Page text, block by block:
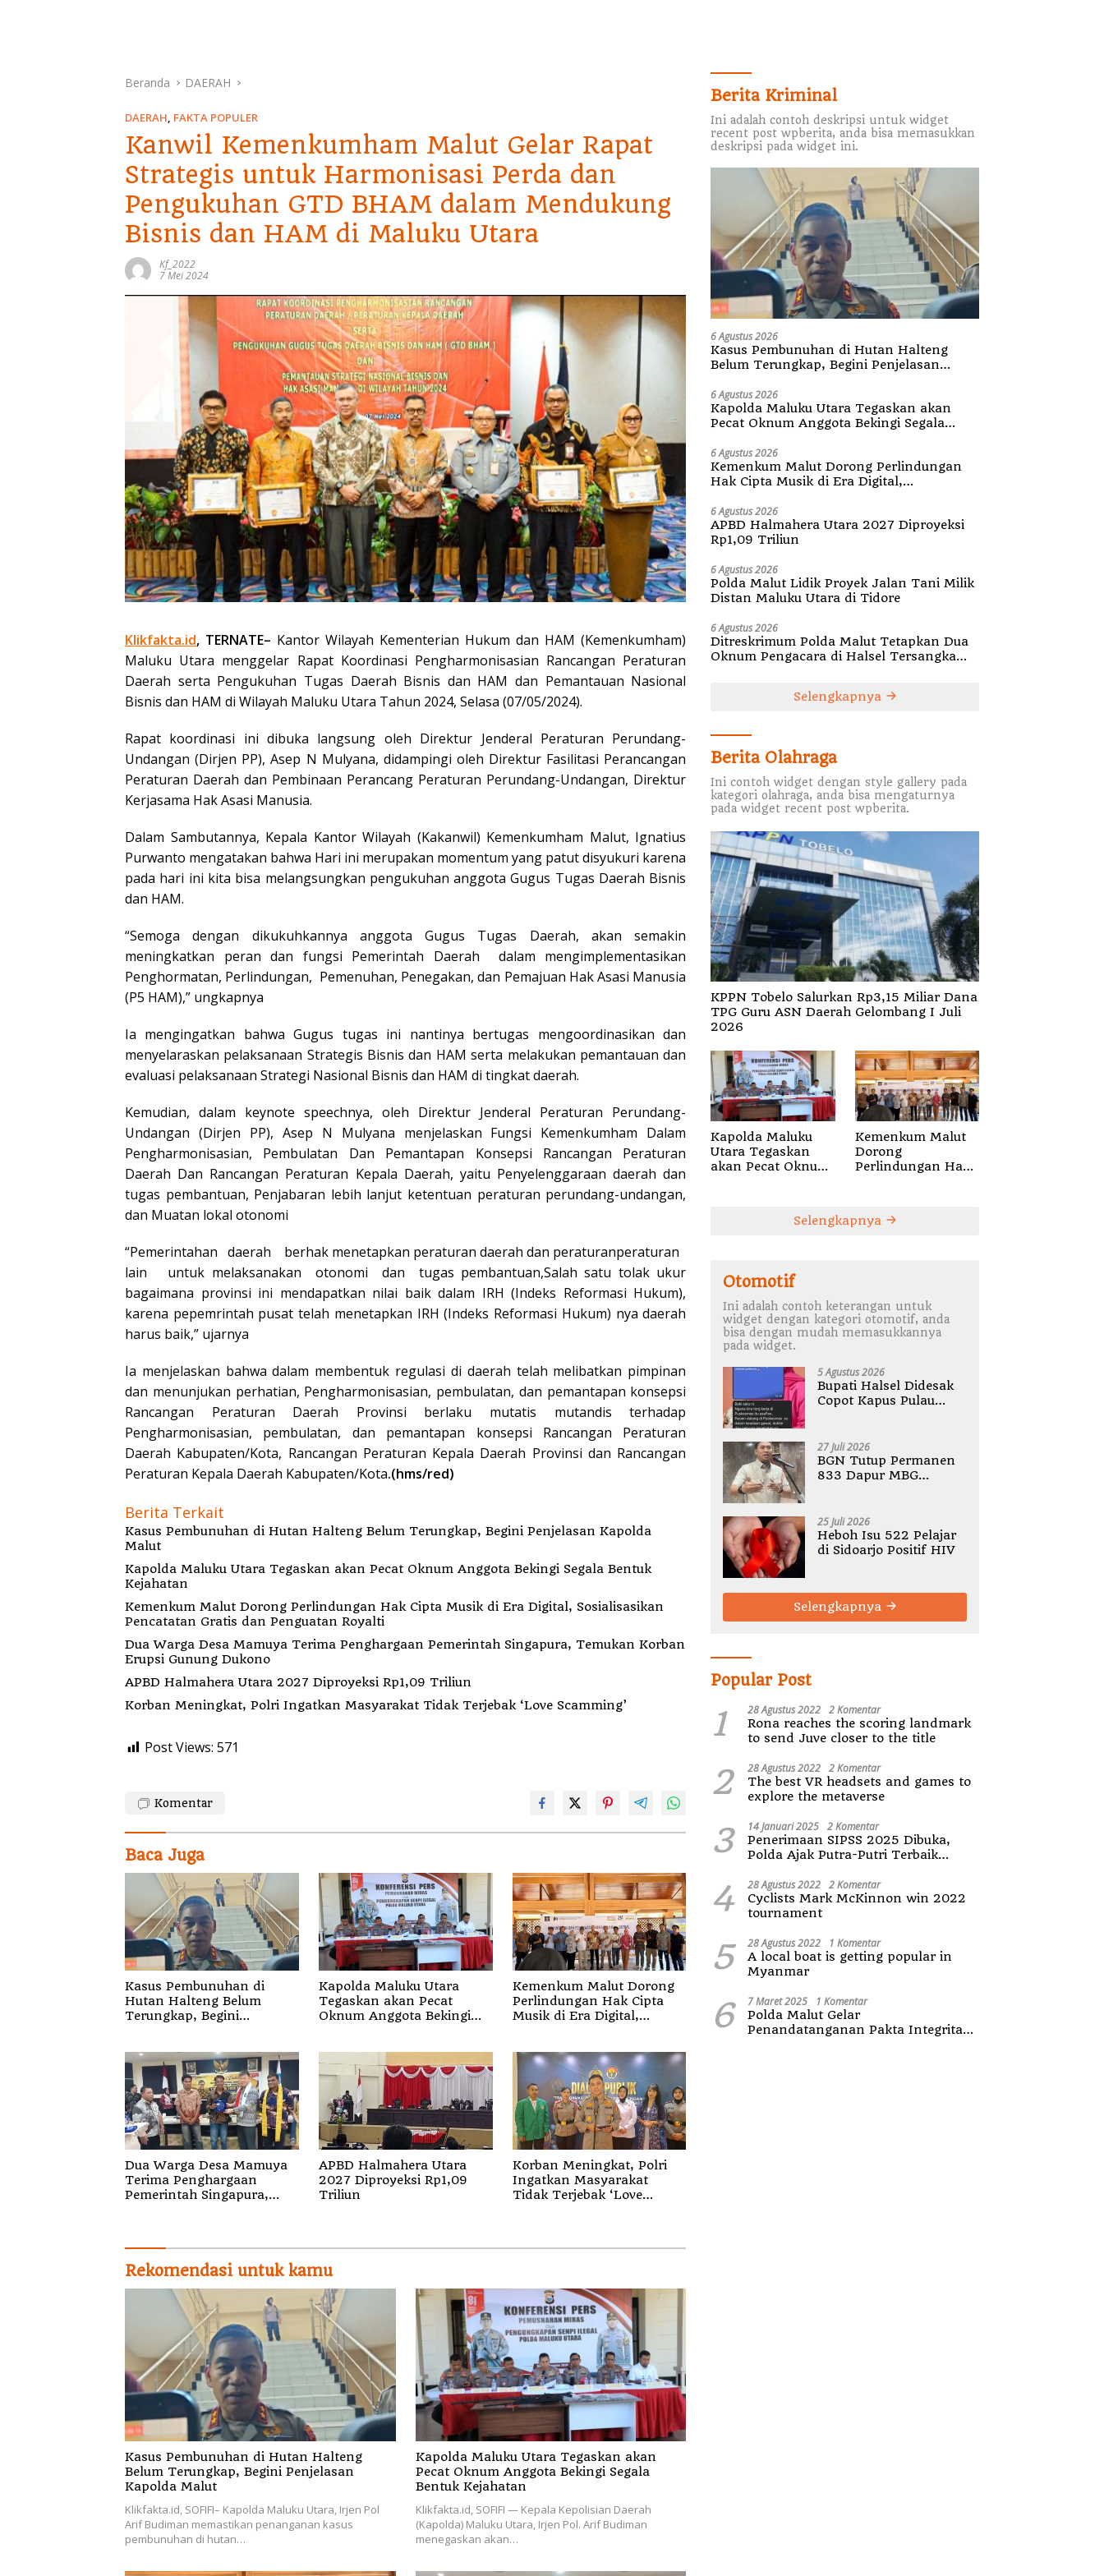
Beranda DAERAH
DAERAH, FAKTA POPULER
Kanwil Kemenkumham Malut Gelar Rapat
Strategis untuk Harmonisasi Perda dan
Pengukuhan GTD BHAM dalam Mendukung
Bisnis dan HAM di Maluku Utara
Kf_2022
7 Mei 2024
Klikfakta.id, TERNATE– Kantor Wilayah Kementerian Hukum dan HAM (Kemenkumham)
Maluku Utara menggelar Rapat Koordinasi Pengharmonisasian Rancangan Peraturan
Daerah serta Pengukuhan Tugas Daerah Bisnis dan HAM dan Pemantauan Nasional
Bisnis dan HAM di Wilayah Maluku Utara Tahun 2024, Selasa (07/05/2024).
Rapat koordinasi ini dibuka langsung oleh Direktur Jenderal Peraturan Perundang-
Undangan (Dirjen PP), Asep N Mulyana, didampingi oleh Direktur Fasilitasi Perancangan
Peraturan Daerah dan Pembinaan Perancang Peraturan Perundang-Undangan, Direktur
Kerjasama Hak Asasi Manusia.
Dalam Sambutannya, Kepala Kantor Wilayah (Kakanwil) Kemenkumham Malut, Ignatius
Purwanto mengatakan bahwa Hari ini merupakan momentum yang patut disyukuri karena
pada hari ini kita bisa melangsungkan pengukuhan anggota Gugus Tugas Daerah Bisnis
dan HAM.
“Semoga dengan dikukuhkannya anggota Gugus Tugas Daerah, akan semakin
meningkatkan peran dan fungsi Pemerintah Daerah dalam mengimplementasikan
Penghormatan, Perlindungan, Pemenuhan, Penegakan, dan Pemajuan Hak Asasi Manusia
(P5 HAM),” ungkapnya
Ia mengingatkan bahwa Gugus tugas ini nantinya bertugas mengoordinasikan dan
menyelaraskan pelaksanaan Strategis Bisnis dan HAM serta melakukan pemantauan dan
evaluasi pelaksanaan Strategi Nasional Bisnis dan HAM di tingkat daerah.
Kemudian, dalam keynote speechnya, oleh Direktur Jenderal Peraturan Perundang-
Undangan (Dirjen PP), Asep N Mulyana menjelaskan Fungsi Kemenkumham Dalam
Pengharmonisasian, Pembulatan Dan Pemantapan Konsepsi Rancangan Peraturan
Daerah Dan Rancangan Peraturan Kepala Daerah, yaitu Penyelenggaraan daerah dan
tugas pembantuan, Penjabaran lebih lanjut ketentuan peraturan perundang-undangan,
dan Muatan lokal otonomi
“Pemerintahan daerah berhak menetapkan peraturan daerah dan peraturanperaturan
lain untuk melaksanakan otonomi dan tugas pembantuan,Salah satu tolak ukur
bagaimana provinsi ini mendapatkan nilai baik dalam IRH (Indeks Reformasi Hukum),
karena pepemrintah pusat telah menetapkan IRH (Indeks Reformasi Hukum) nya daerah
harus baik,” ujarnya
Ia menjelaskan bahwa dalam membentuk regulasi di daerah telah melibatkan pimpinan
dan menunjukan perhatian, Pengharmonisasian, pembulatan, dan pemantapan konsepsi
Rancangan Peraturan Daerah Provinsi berlaku mutatis mutandis terhadap
Pengharmonisasian, pembulatan, dan pemantapan konsepsi Rancangan Peraturan
Daerah Kabupaten/Kota, Rancangan Peraturan Kepala Daerah Provinsi dan Rancangan
Peraturan Kepala Daerah Kabupaten/Kota.(hms/red)
Berita Terkait
Kasus Pembunuhan di Hutan Halteng Belum Terungkap, Begini Penjelasan Kapolda
Malut
Kapolda Maluku Utara Tegaskan akan Pecat Oknum Anggota Bekingi Segala Bentuk
Kejahatan
Kemenkum Malut Dorong Perlindungan Hak Cipta Musik di Era Digital, Sosialisasikan
Pencatatan Gratis dan Penguatan Royalti
Dua Warga Desa Mamuya Terima Penghargaan Pemerintah Singapura, Temukan Korban
Erupsi Gunung Dukono
APBD Halmahera Utara 2027 Diproyeksi Rp1,09 Triliun
Korban Meningkat, Polri Ingatkan Masyarakat Tidak Terjebak ‘Love Scamming’
Post Views: 571
Komentar
Baca Juga
Kasus Pembunuhan di
Hutan Halteng Belum
Terungkap, Begini
Kapolda Maluku Utara
Tegaskan akan Pecat
Oknum Anggota Bekingi
Kemenkum Malut Dorong
Perlindungan Hak Cipta
Musik di Era Digital,
Royalti
Dua Warga Desa Mamuya
Terima Penghargaan
Pemerintah Singapura,
APBD Halmahera Utara
2027 Diproyeksi Rp1,09
Triliun
Korban Meningkat, Polri
Ingatkan Masyarakat
Tidak Terjebak ‘Love
Rekomendasi untuk kamu
Kasus Pembunuhan di Hutan Halteng
Belum Terungkap, Begini Penjelasan
Kapolda Malut
Klikfakta.id, SOFIFI– Kapolda Maluku Utara, Irjen Pol
Arif Budiman memastikan penanganan kasus
pembunuhan di hutan…
Kapolda Maluku Utara Tegaskan akan
Pecat Oknum Anggota Bekingi Segala
Bentuk Kejahatan
Klikfakta.id, SOFIFI — Kepala Kepolisian Daerah
(Kapolda) Maluku Utara, Irjen Pol. Arif Budiman
menegaskan akan…
Berita Kriminal
Ini adalah contoh deskripsi untuk widget
recent post wpberita, anda bisa memasukkan
deskripsi pada widget ini.
6 Agustus 2026
Kasus Pembunuhan di Hutan Halteng
Belum Terungkap, Begini Penjelasan
6 Agustus 2026
Kapolda Maluku Utara Tegaskan akan
Pecat Oknum Anggota Bekingi Segala
6 Agustus 2026
Kemenkum Malut Dorong Perlindungan
Hak Cipta Musik di Era Digital,
Penguatan Royalti
6 Agustus 2026
APBD Halmahera Utara 2027 Diproyeksi
Rp1,09 Triliun
6 Agustus 2026
Polda Malut Lidik Proyek Jalan Tani Milik
Distan Maluku Utara di Tidore
6 Agustus 2026
Ditreskrimum Polda Malut Tetapkan Dua
Oknum Pengacara di Halsel Tersangka
Selengkapnya
Berita Olahraga
Ini contoh widget dengan style gallery pada
kategori olahraga, anda bisa mengaturnya
pada widget recent post wpberita.
KPPN Tobelo Salurkan Rp3,15 Miliar Dana
TPG Guru ASN Daerah Gelombang I Juli
2026
Kapolda Maluku
Utara Tegaskan
akan Pecat Oknum
Kemenkum Malut
Dorong
Perlindungan Hak
Pencatatan Gratis
Selengkapnya
Otomotif
Ini adalah contoh keterangan untuk
widget dengan kategori otomotif, anda
bisa dengan mudah memasukkannya
pada widget.
5 Agustus 2026
Bupati Halsel Didesak
Copot Kapus Pulau
27 Juli 2026
BGN Tutup Permanen
833 Dapur MBG
Pelanggaran SOP
25 Juli 2026
Heboh Isu 522 Pelajar
di Sidoarjo Positif HIV
Selengkapnya
Popular Post
1 28 Agustus 2022 2 Komentar
Rona reaches the scoring landmark
to send Juve closer to the title
2 28 Agustus 2022 2 Komentar
The best VR headsets and games to
explore the metaverse
3 14 Januari 2025 2 Komentar
Penerimaan SIPSS 2025 Dibuka,
Polda Ajak Putra-Putri Terbaik
4 28 Agustus 2022 2 Komentar
Cyclists Mark McKinnon win 2022
tournament
5 28 Agustus 2022 1 Komentar
A local boat is getting popular in
Myanmar
6 7 Maret 2025 1 Komentar
Polda Malut Gelar
Penandatanganan Pakta Integritas